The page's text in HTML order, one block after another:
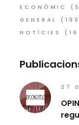
ECONÒMIC
GENERAL
NOTÍCIES
27